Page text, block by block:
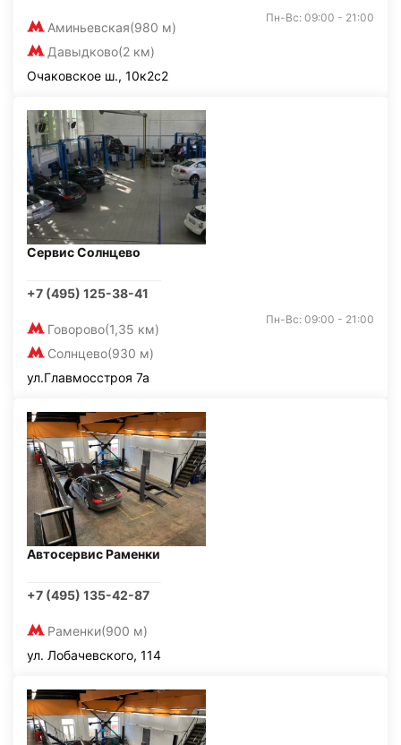
Аминьевская(980 м)
Давыдково(2 км)
Пн-Вс: 09:00 - 21:00
Очаковское ш., 10к2с2
Сервис Солнцево
+7 (495) 125-38-41
Говорово(1,35 км)
Солнцево(930 м)
Пн-Вс: 09:00 - 21:00
ул.Главмосстроя 7а
Автосервис Раменки
+7 (495) 135-42-87
Раменки(900 м)
ул. Лобачевского, 114